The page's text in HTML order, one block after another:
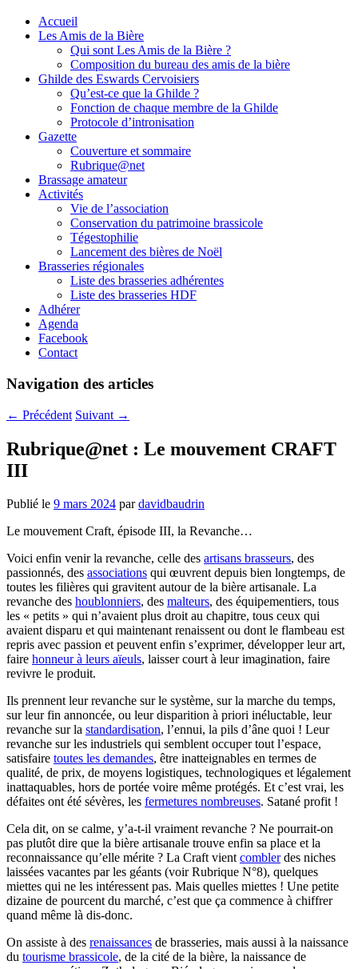
Accueil
Les Amis de la Bière
Qui sont Les Amis de la Bière ?
Composition du bureau des amis de la bière
Ghilde des Eswards Cervoisiers
Qu’est-ce que la Ghilde ?
Fonction de chaque membre de la Ghilde
Protocole d’intronisation
Gazette
Couverture et sommaire
Rubrique@net
Brassage amateur
Activités
Vie de l’association
Conservation du patrimoine brassicole
Tégestophilie
Lancement des bières de Noël
Brasseries régionales
Liste des brasseries adhérentes
Liste des brasseries HDF
Adhérer
Agenda
Facebook
Contact
Navigation des articles
← Précédent Suivant →
Rubrique@net : Le mouvement CRAFT
III
Publié le 9 mars 2024 pardavidbaudrin
Le mouvement Craft, épisode III, la Revanche…
Voici enfin venir la revanche, celle des artisans brasseurs, des
passionnés, des associations qui œuvrent depuis bien longtemps, de
toutes les filières qui gravitent autour de la bière artisanale. La
revanche des houblonniers, des malteurs, des équipementiers, tous
les « petits » qui n’avaient plus droit au chapitre, tous ceux qui
avaient disparu et qui maintenant renaissent ou dont le flambeau est
repris avec passion et peuvent enfin s’exprimer, développer leur art,
faire honneur à leurs aïeuls, laisser court à leur imagination, faire
revivre le produit.
Ils prennent leur revanche sur le système, sur la marche du temps,
sur leur fin annoncée, ou leur disparition à priori inéluctable, leur
revanche sur la standardisation, l’ennui, la pils d’âne quoi ! Leur
revanche sur les industriels qui semblent occuper tout l’espace,
satisfaire toutes les demandes, être inatteignables en termes de
qualité, de prix, de moyens logistiques, technologiques et légalement
inattaquables, hors de portée voire même protégés. Et c’est vrai, les
défaites ont été sévères, les fermetures nombreuses. Satané profit !
Cela dit, on se calme, y’a-t-il vraiment revanche ? Ne pourrait-on
pas plutôt dire que la bière artisanale trouve enfin sa place et la
reconnaissance qu’elle mérite ? La Craft vientcomblerdes niches
laissées vacantes par les géants (voir Rubrique N°8), quelques
miettes qui ne les intéressent pas. Mais quelles miettes ! Une petite
dizaine de pourcent du marché, c’est que ça commence à chiffrer
quand même là dis-donc.
On assiste à des renaissances de brasseries, mais aussi à la naissance
du tourisme brassicole, de la cité de la bière, la naissance de